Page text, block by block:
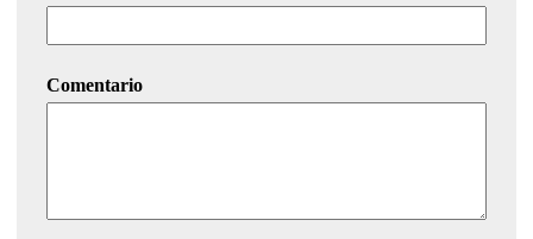
Comentario